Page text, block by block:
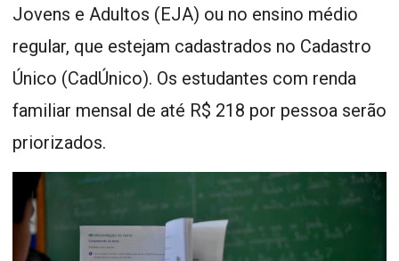
Jovens e Adultos (EJA) ou no ensino médio
regular, que estejam cadastrados no Cadastro
Único (CadÚnico). Os estudantes com renda
familiar mensal de até R$ 218 por pessoa serão
priorizados.